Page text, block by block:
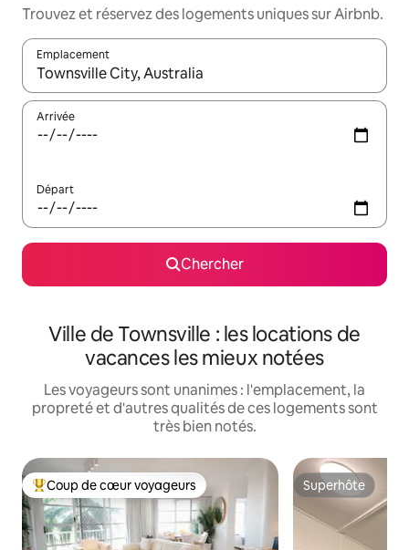
Trouvez et réservez des logements uniques sur Airbnb.
Emplacement
Quand les résultats sont affichés, parcourez-les en utilisant
Arrivée
Départ
Chercher
Ville de Townsville : les locations de
vacances les mieux notées
Les voyageurs sont unanimes : l'emplacement, la
propreté et d'autres qualités de ces logements sont
très bien notés.
Coup de cœur voyageurs parmi les plus aimés
Coup de cœur voyageurs Superhôte
Superhôte